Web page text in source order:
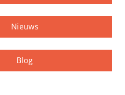
Nieuws
Blog